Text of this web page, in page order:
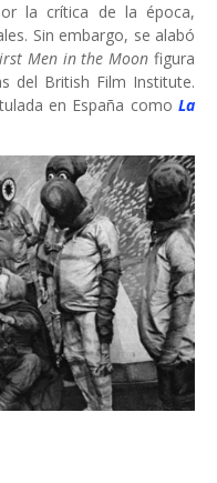
la crítica de la época,
Sin embargo, se alabó
Men in the Moon figura
del British Film Institute.
en España como La